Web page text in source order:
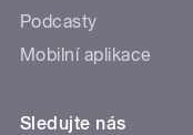
Podcasty
Mobilní aplikace
Sledujte nás